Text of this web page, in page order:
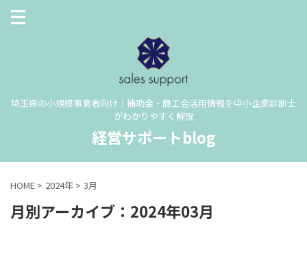
埼玉県の小規模事業者向け｜補助金・商工会活用情報を中小企業診断士
がわかりやすく解説
経営サポートblog
HOME > 2024年 > 3月
月別アーカイブ：2024年03月